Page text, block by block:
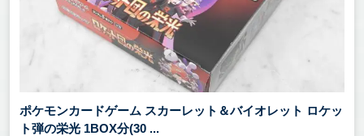
ポケモンカードゲーム スカーレット＆バイオレット ロケッ
ト弾の栄光 1BOX分(30 ...